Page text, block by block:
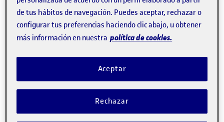
Andreas Kaltenbrunner
Investigador del grupo AID4So.
Inteligencia artificial, aprendizaje
automático, grandes modelos de lenguaje, redes sociales
de tus hábitos de navegación. Puedes aceptar, rechazar o
configurar tus preferencias haciendo clic abajo, u obtener
más información en nuestra política de cookies.
Rechazar
Aceptar